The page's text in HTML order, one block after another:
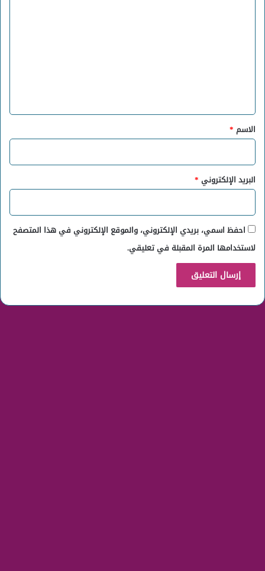
*
الاسم *
البريد الإلكتروني *
احفظ اسمي، بريدي الإلكتروني، والموقع الإلكتروني في هذا المتصفح
لاستخدامها المرة المقبلة في تعليقي.